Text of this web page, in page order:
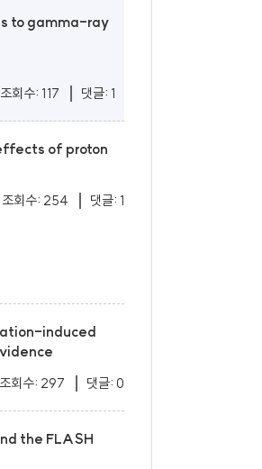
to gamma-ray
댓글: 1
조회수: 117
of proton
댓글: 1
조회수: 254
induced
댓글: 0
조회수: 297
the FLASH